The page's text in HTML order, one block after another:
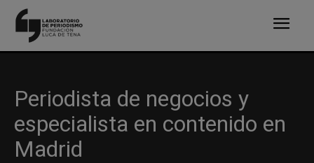
Periodista de negocios y
especialista en contenido en
Madrid